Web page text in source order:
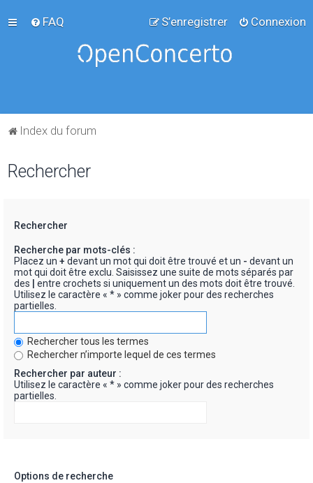
FAQ Connexion
S’enregistrer
Index du forum
Rechercher
Rechercher
Recherche par mots-clés :
Placez un + devant un mot qui doit être trouvé et un - devant un
mot qui doit être exclu. Saisissez une suite de mots séparés par
des
entre crochets si uniquement un des mots doit être trouvé.
Utilisez le caractère « * » comme joker pour des recherches
partielles.
Rechercher tous les termes
Rechercher n’importe lequel de ces termes
Rechercher par auteur :
Utilisez le caractère « * » comme joker pour des recherches
partielles.
Options de recherche